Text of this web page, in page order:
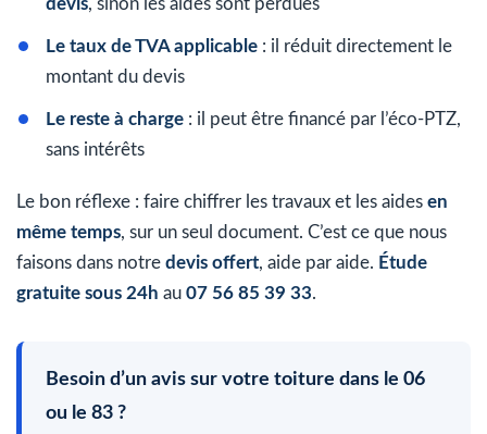
devis, sinon les aides sont perdues
Le taux de TVA applicable : il réduit directement le
montant du devis
Le reste à charge : il peut être financé par l’éco-PTZ,
sans intérêts
Le bon réflexe : faire chiffrer les travaux et les aides en
même temps, sur un seul document. C’est ce que nous
faisons dans notre devis offert, aide par aide. Étude
gratuite sous 24h au 07 56 85 39 33.
Besoin d’un avis sur votre toiture dans le 06
ou le 83 ?